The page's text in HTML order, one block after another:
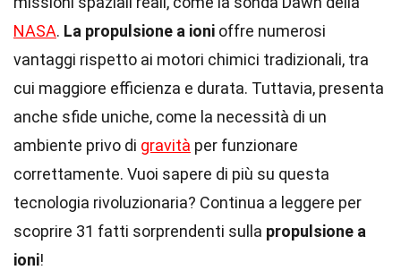
NASA. La propulsione a ioni offre numerosi
vantaggi rispetto ai motori chimici tradizionali, tra
cui maggiore efficienza e durata. Tuttavia, presenta
anche sfide uniche, come la necessità di un
ambiente privo di gravità per funzionare
correttamente. Vuoi sapere di più su questa
tecnologia rivoluzionaria? Continua a leggere per
scoprire 31 fatti sorprendenti sulla propulsione a
ioni!